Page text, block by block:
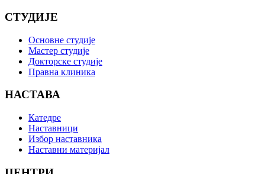
СТУДИЈЕ
Основне студије
Мастер студије
Докторске студије
Правна клиника
НАСТАВА
Катедре
Наставници
Избор наставника
Наставни материјал